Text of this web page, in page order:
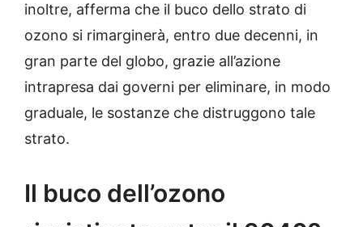
inoltre, afferma che il buco dello strato di
ozono si rimarginerà, entro due decenni, in
gran parte del globo, grazie all’azione
intrapresa dai governi per eliminare, in modo
graduale, le sostanze che distruggono tale
strato.
Il buco dell’ozono